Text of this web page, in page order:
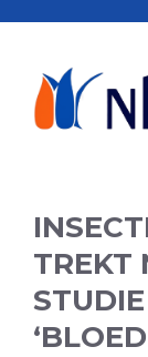
inhoud
TREKT